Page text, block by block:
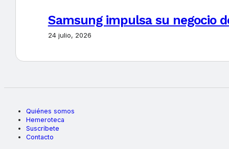
Samsung impulsa su negocio
24 julio, 2026
Quiénes somos
Hemeroteca
Suscríbete
Contacto